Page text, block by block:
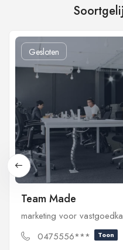
Gesloten
Team Made
marketing voor
0475556***
Toon